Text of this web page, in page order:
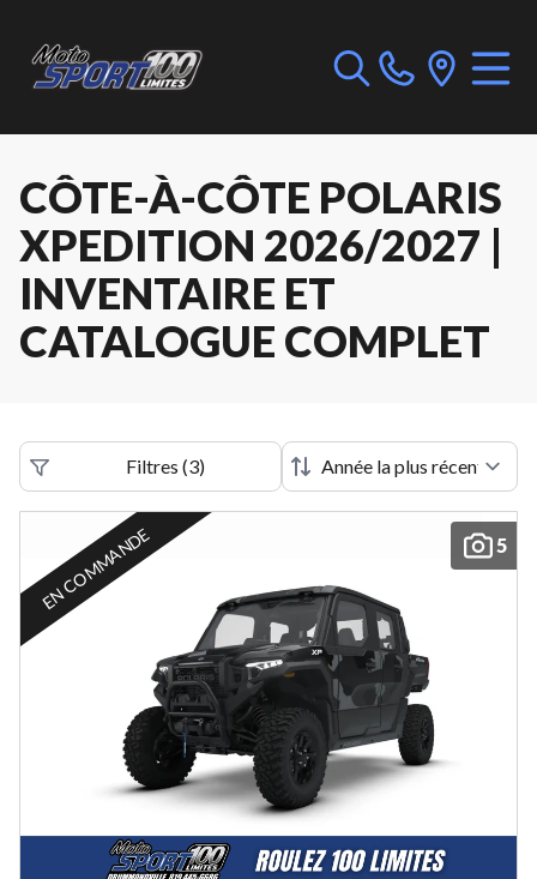
CÔTE-À-CÔTE POLARIS
XPEDITION 2026/2027 |
INVENTAIRE ET
CATALOGUE COMPLET
Filtres (3)
5
EN COMMANDE